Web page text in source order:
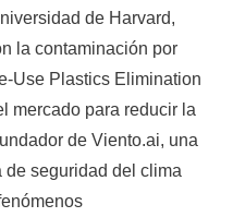
de Harvard,
la contaminación por
Use Plastics Elimination
mercado para reducir la
de Viento.ai, una
seguridad del clima